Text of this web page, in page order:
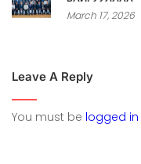
March 17, 2026
Leave A Reply
You must be logged in